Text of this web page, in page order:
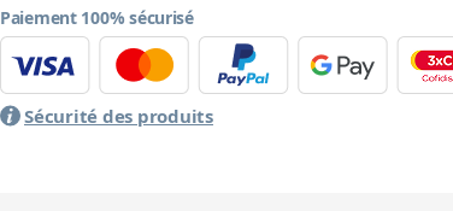
Paiement 100% sécurisé
Sécurité des produits